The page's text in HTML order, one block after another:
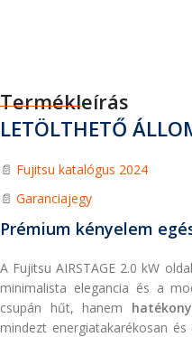
Termékleírás
LETÖLTHETŐ
📄 Fujitsu katalógus 2024
📄 Garanciajegy
Prémium kényelem
A Fujitsu AIRSTAGE 2.0 kW
minimalista elegancia és a
csupán hűt, hanem
mindezt energiatakarékosan